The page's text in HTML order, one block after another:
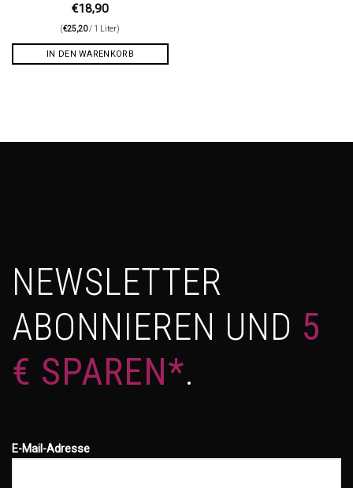
€18,90
(€25,20/ 1 Liter)
IN DEN WARENKORB
NEWSLETTER
ABONNIEREN UND 5
€ SPAREN*.
E-Mail-Adresse